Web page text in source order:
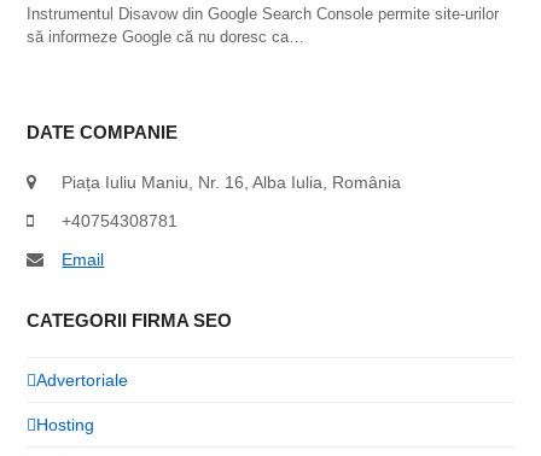
Instrumentul Disavow din Google Search Console permite site-urilor
să informeze Google că nu doresc ca…
DATE COMPANIE
Piața Iuliu Maniu, Nr. 16, Alba Iulia, România
+40754308781
Email
CATEGORII FIRMA SEO
Advertoriale
Hosting